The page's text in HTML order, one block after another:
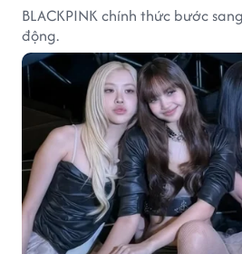
BLACKPINK chính thức bước
động.